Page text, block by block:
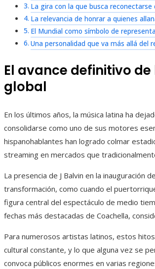
La gira con la que busca reconectarse
La relevancia de honrar a quienes
El Mundial como símbolo de
Una personalidad que va más allá del
El avance definitivo
global
En los últimos años, la música latina ha
consolidarse como uno de sus motores
hispanohablantes han logrado colmar
streaming en mercados que
La presencia de J Balvin en la inauguración
transformación, como cuando el
figura central del espectáculo de medio
fechas más destacadas de Coachella,
Para numerosos artistas latinos, estos
cultural constante, y lo que alguna vez se
convoca públicos enormes en varias